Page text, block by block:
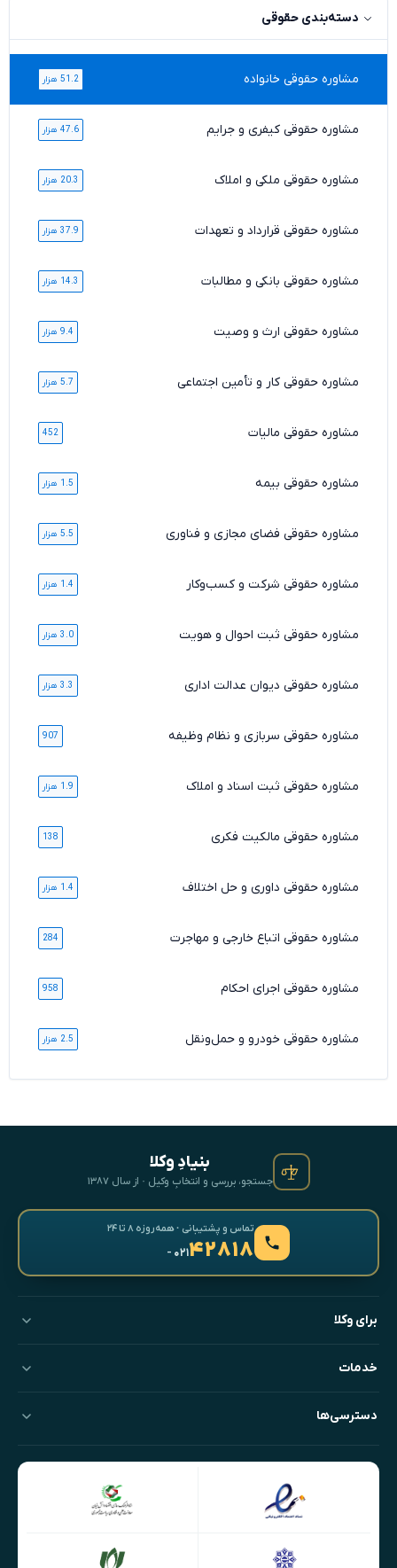
دسته‌بندی حقوقی
مشاوره حقوقی خانواده 51.2 هزار
مشاوره حقوقی کیفری و جرایم 47.6 هزار
مشاوره حقوقی ملکی و املاک 20.3 هزار
مشاوره حقوقی قرارداد و تعهدات 37.9 هزار
مشاوره حقوقی بانکی و مطالبات 14.3 هزار
مشاوره حقوقی ارث و وصیت 9.4 هزار
مشاوره حقوقی کار و تأمین اجتماعی 5.7 هزار
مشاوره حقوقی مالیات 452
مشاوره حقوقی بیمه 1.5 هزار
مشاوره حقوقی فضای مجازی و فناوری 5.5 هزار
مشاوره حقوقی شرکت و کسب‌وکار 1.4 هزار
مشاوره حقوقی ثبت احوال و هویت 3.0 هزار
مشاوره حقوقی دیوان عدالت اداری 3.3 هزار
مشاوره حقوقی سربازی و نظام وظیفه 907
مشاوره حقوقی ثبت اسناد و املاک 1.9 هزار
مشاوره حقوقی مالکیت فکری 138
مشاوره حقوقی داوری و حل اختلاف 1.4 هزار
مشاوره حقوقی اتباع خارجی و مهاجرت 284
مشاوره حقوقی اجرای احکام 958
مشاوره حقوقی خودرو و حمل‌ونقل 2.5 هزار
بنیادِ وکلا
جستجو، بررسی و انتخابِ وکیل · از سال ۱۳۸۷
تماس و پشتیبانی · همه‌روزه ۸ تا ۲۴
۴۲۸۱۸- ۰۲۱
برای وکلا
خدمات
دسترسی‌ها